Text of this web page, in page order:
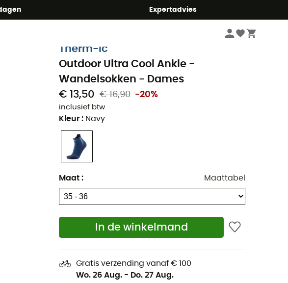
Expertadvies
met code Summer5
Wandelsokken dames
Therm-Ic
Outdoor Ultra Cool Ankle -
Wandelsokken - Dames
€ 13,50 € 16,90 -20%
inclusief btw
Kleur : Navy
Maat : Maattabel
In de winkelmand
Gratis verzending vanaf € 100
Wo. 26 Aug. - Do. 27 Aug.